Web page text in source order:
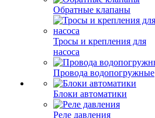
Обратные клапаны
Тросы и крепления для
насоса
Провода водопогружные
Блоки автоматики
Реле давления